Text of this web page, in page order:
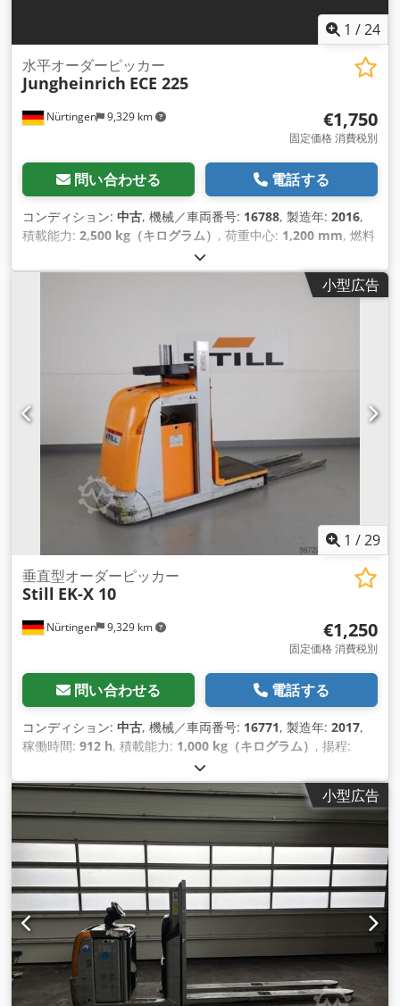
1 /24
Nürtingen 9,329 km
水平オーダーピッカー
Jungheinrich ECE 225
€1,750
固定価格 消費税別
問い合わせる 電話する
コンディション: 中古, 機械／車両番号: 16788, 製造年: 2016,
積載能力: 2,500 kg（キログラム） , 荷重中心: 1,200 mm, 燃料
その他
ー電圧:24 V, フォーク長:2,400 mm, 総重量:1,110 kg（キロ
小型広告
1 /29
Nürtingen 9,329 km
垂直型オーダーピッカー
Still EK-X 10
€1,250
固定価格 消費税別
問い合わせる 電話する
コンディション: 中古, 機械／車両番号: 16771, 製造年: 2017,
稼働時間: 912 h, 積載能力: 1,000 kg（キログラム） , 揚程:
, マスト型式:
設高:1,620 mm, バッテリー電圧:24 V, フォーク長:1,200
1,644 kg（キログラム）, 小型広告